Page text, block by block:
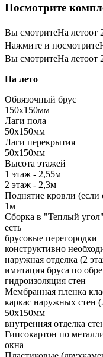
Посмотрите
Вы смотритеНа летоот
Нажмите и посмотрите
Вы смотритеНа летоот
На лето
Обвязочный брус
150х150мм
Лаги пола
50х150мм
Лаги перекрытия
50х150мм
Высота этажей
1 этаж - 2,55м
2 этаж - 2,3м
Поднятие кровли (если
1м
Сборка в "Теплый угол"
есть
брусовые перегородки
конструктивно
наружная отделка (2
имитация бруса по
гидроизоляция стен
Мембранная пленка
каркас наружных стен
50х150мм
внутренняя отделка
Гипсокартон по
окна